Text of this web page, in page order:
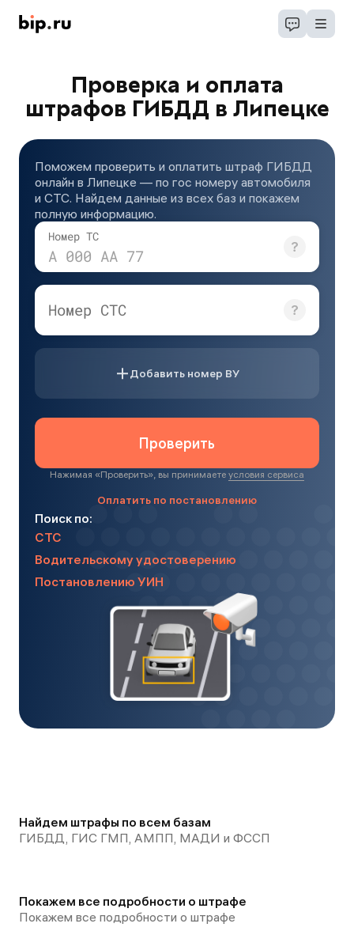
Проверка и оплата
штрафов ГИБДД в Липецке
Поможем проверить и оплатить штраф ГИБДД
онлайн в Липецке — по гос номеру автомобиля
и СТС. Найдем данные из всех баз и покажем
полную информацию.
Номер ТС
А 000 АА 77
Номер СТС
Добавить номер ВУ
Проверить
Нажимая «Проверить», вы принимаете условия сервиса
Оплатить по постановлению
Поиск по:
СТС
Водительскому удостоверению
Постановлению УИН
Найдем штрафы по всем базам
ГИБДД, ГИС ГМП, АМПП, МАДИ и ФССП
Покажем все подробности о штрафе
Покажем все подробности о штрафе